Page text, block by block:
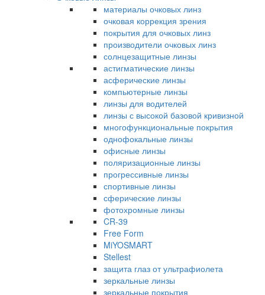
материалы очковых линз
очковая коррекция зрения
покрытия для очковых линз
производители очковых линз
солнцезащитные линзы
астигматические линзы
асферические линзы
компьютерные линзы
линзы для водителей
линзы с высокой базовой кривизной
многофункциональные покрытия
однофокальные линзы
офисные линзы
поляризационные линзы
прогрессивные линзы
спортивные линзы
сферические линзы
фотохромные линзы
CR-39
Free Form
MiYOSMART
Stellest
защита глаз от ультрафиолета
зеркальные линзы
зеркальные покрытия